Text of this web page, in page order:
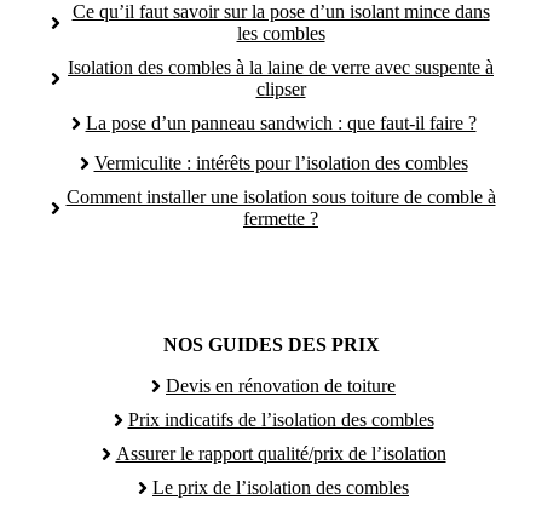
Ce qu’il faut savoir sur la pose d’un isolant mince dans
les combles
Isolation des combles à la laine de verre avec suspente à
clipser
La pose d’un panneau sandwich : que faut-il faire ?
Vermiculite : intérêts pour l’isolation des combles
Comment installer une isolation sous toiture de comble à
fermette ?
NOS GUIDES DES PRIX
Devis en rénovation de toiture
Prix indicatifs de l’isolation des combles
Assurer le rapport qualité/prix de l’isolation
Le prix de l’isolation des combles